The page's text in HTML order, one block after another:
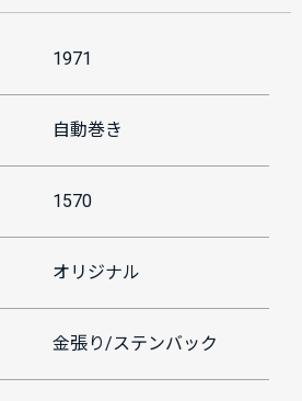
1971
自動巻き
1570
オリジナル
金張り/ステンバック